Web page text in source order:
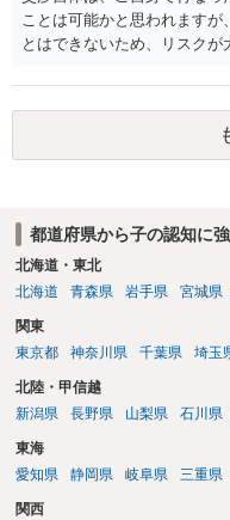
は、結婚した後に離婚した場
して半分ずつ分けるものです
の必要はありません。 婚約
ん。 ただ、内縁関係にあっ
められます。 仮に財産分与
判断できませんがおそらく
が。）、 財産分与は、その
く、 マンションの価値と残
子さんがそれまでの貯金で購
象にはなりません。） ３ 裁
財産分与に争いがある場合は
は、弁護士にご依頼になり、
にして、お近くの弁護士に直
バイスを求めることをおすす
すと幸いです。
ことは可能かと思われます
とはできないため、リスクが
都道府県から子の認知に
北海道・東北
北海道
青森県 岩手県 宮城県
関東
東京都
神奈川県 千葉県 埼玉
北陸・甲信越
新潟県
長野県 山梨県 石川県
東海
愛知県
静岡県 岐阜県 三重県
関西